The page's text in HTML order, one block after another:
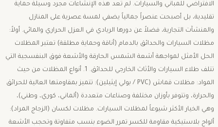
الافتراضي للمباني والسيارات. لم تعد هذه الإنشاءات مجرد وسيلة حماية
تقليدية، بل أصبحت عنصراً جمالياً يضفي لمسة عصرية على المنازل
والمنشآت التجارية، فضلاً عن دورها الريادي في العزل الحراري والمائي. ​أولاً:
مظلات السيارات والحدائق بالدمام (أناقة وحماية مطلقة) ​تعتبر المظلات
الحل الأمثل لمواجهة أشعة الشمس الحارقة والأشعة فوق البنفسجية التي
تتلف طلاء السيارات والأثاث الخارجي للحدائق. ​1. أنواع المظلات من حيث
المواد: ​مظلات قماش (PVC / بولي إيثيلين): تتميز بمقاومتها العالية للحرائق
والحرارة، وتتوفر بأوزان مختلفة وصناعات متعددة (ألماني، كوري، وطني)،
وهي الخيار الأكثر شيوعاً لمظلات السيارات. ​مظلات لكسان (الزجاج المراد):
ألواح بلاستيكية مقاومة للكسر تمرر الضوء بنسب متفاوتة وتحجب الأشعة